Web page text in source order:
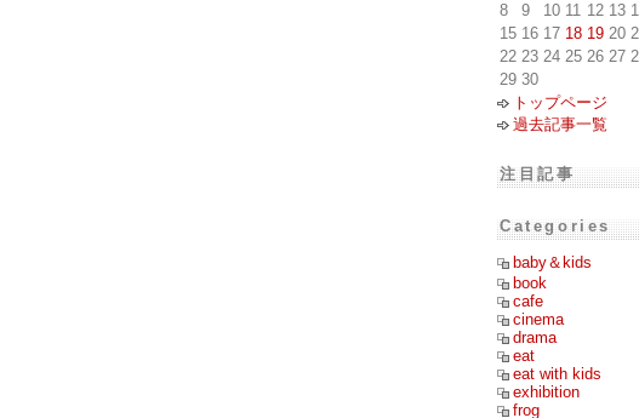
8
9 10 11 12 13
15 16 17 18 19 20
22 23 24 25 26 27
29 30
トップページ
過去記事一覧
注目記事
Categories
baby＆kids
book
cafe
cinema
drama
eat
eat with kids
exhibition
frog